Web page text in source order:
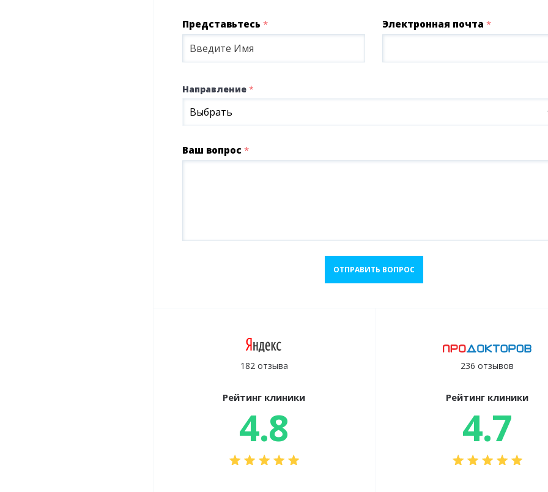
Представьтесь * Электронная почта*
Направление *
Выбрать
Ваш вопрос *
ОТПРАВИТЬ ВОПРОС
182 отзыва
Рейтинг клиники
4.8
236 отзывов
Рейтинг клиники
4.7